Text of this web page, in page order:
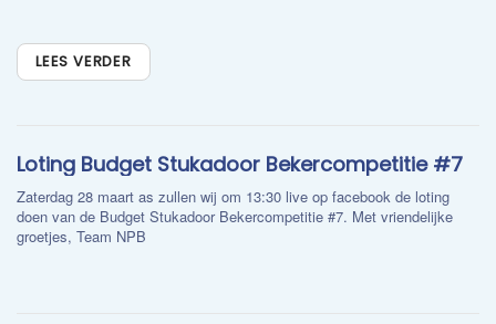
LEES VERDER
Loting Budget Stukadoor Bekercompetitie #7
Zaterdag 28 maart as zullen wij om 13:30 live op facebook de loting
doen van de Budget Stukadoor Bekercompetitie #7. Met vriendelijke
groetjes, Team NPB